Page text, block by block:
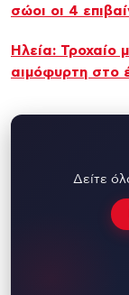
σώοι οι 4
Ηλεία: Τροχαίο
αιμόφυρτη στο
Δείτε